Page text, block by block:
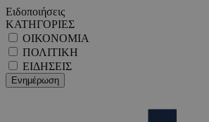
Ειδοποιήσεις
ΚΑΤΗΓΟΡΙΕΣ
ΟΙΚΟΝΟΜΙΑ
ΠΟΛΙΤΙΚΗ
ΕΙΔΗΣΕΙΣ